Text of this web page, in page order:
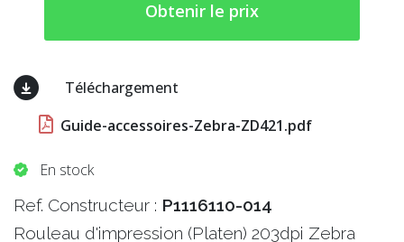
Obtenir le prix
Téléchargement
Guide-accessoires-Zebra-ZD421.pdf
En stock
Ref. Constructeur : P1116110-014
Rouleau d'impression (Platen) 203dpi Zebra